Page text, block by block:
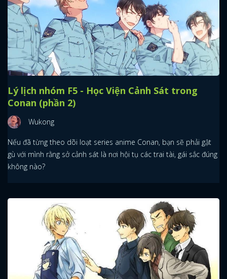
Lý lịch nhóm F5 - Học Viện Cảnh Sát trong
Conan (phần 2)
Wukong
Nếu đã từng theo dõi loạt series anime Conan, bạn sẽ phải gật
gù với mình rằng sở cảnh sát là nơi hội tụ các trai tài, gái sắc đúng
không nào?